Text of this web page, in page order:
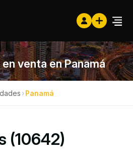
venta en Panamá
›Panamá
(10642)